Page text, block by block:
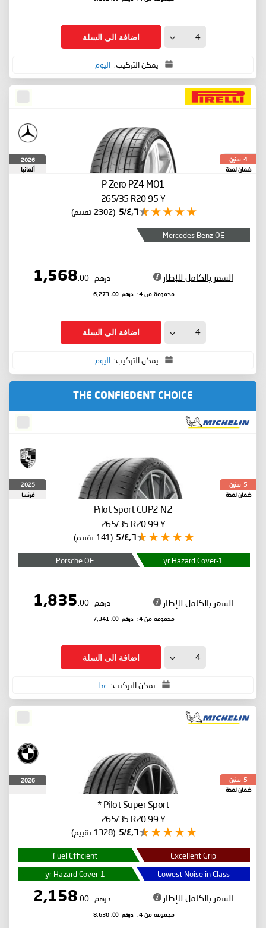
اضافة الى السلة
يمكن التركيب: اليوم
4 سنين
ضمان لمدة
2026
ألمانيا
P Zero PZ4 MO1
265/35 R20 95 Y
٤٫٦/5 (2302 تقييم)
Mercedes Benz OE
السعر بالكامل للإطار درهم 1,568
.00
مجموعة من 4: درهم 6,273
.00
اضافة الى السلة
يمكن التركيب: اليوم
THE CONFIEDENT CHOICE
5 سنين
ضمان لمدة
2025
فرنسا
Pilot Sport CUP2 N2
265/35 R20 99 Y
٤٫٦/5 (141 تقييم)
1-yr Hazard Cover
Porsche OE
السعر بالكامل للإطار درهم 1,835
.00
مجموعة من 4: درهم 7,341
.00
اضافة الى السلة
يمكن التركيب: غدا
5 سنين
ضمان لمدة
2026
Pilot Super Sport
*
265/35 R20 99 Y
٤٫٦/5 (1328 تقييم)
Excellent Grip
Fuel Efficient
Lowest Noise in Class
1-yr Hazard Cover
السعر بالكامل للإطار درهم 2,158
.00
مجموعة من 4: درهم 8,630
.00